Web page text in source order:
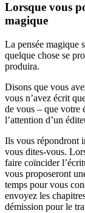
Lorsque vous
magique
La pensée magique
quelque chose se
produira.
Disons que vous
vous n’avez écrit
de vous – que votre
l’attention d’un
Ils vous répondront
vous dites-vous.
faire coïncider
vous proposeront
temps pour vous
envoyez les
démission pour le